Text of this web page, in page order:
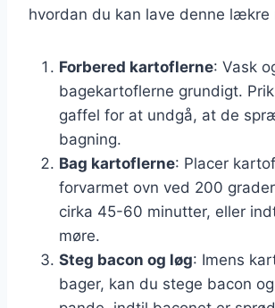
hvordan du kan lave denne lækre
Forbered kartoflerne: Vask
bagekartoflerne grundigt.
gaffel for at undgå, at de
bagning.
Bag kartoflerne: Placer
forvarmet ovn ved 200
cirka 45-60 minutter, eller
møre.
Steg bacon og løg: Imens
bager, kan du stege bacon